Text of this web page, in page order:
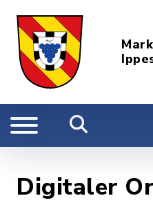
Digitaler